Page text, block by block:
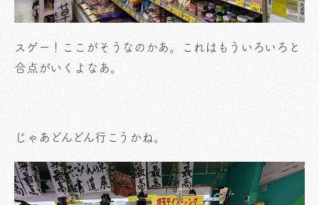
スゲー！ここがそうなのかあ。これはもういろいろと
合点がいくよなあ。
じゃあどんどん行こうかね。